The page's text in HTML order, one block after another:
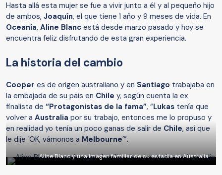
Hasta allá esta mujer se fue a vivir junto a él y al pequeño hijo
de ambos, Joaquín, el que tiene 1 año y 9 meses de vida. En
Oceanía, Aline Blanc está desde marzo pasado y hoy se
encuentra feliz disfrutando de esta gran experiencia.
La historia del cambio
Cooper es de origen australiano y en Santiago trabajaba en
la embajada de su país en Chile y, según cuenta la ex
finalista de “Protagonistas de la fama”, “Lukas tenía que
volver a Australia por su trabajo, entonces me lo propuso y
en realidad yo tenía un poco ganas de salir de Chile, así que
le dije `OK, vámonos a Melbourne´”.
Aline Blanc y una imagen familiar de su estadía en Australia